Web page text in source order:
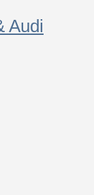
Audi